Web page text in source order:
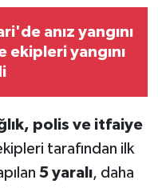
anız yangını
ekipleri yangını
polis ve itfaiye
tarafından ilk
5 yaralı, daha